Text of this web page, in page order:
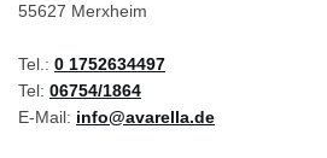
55627 Merxheim
Tel.: 0 1752634497
Tel: 06754/1864
E-Mail: info@avarella.de